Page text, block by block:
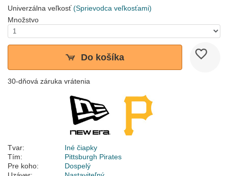
Univerzálna veľkosť(Sprievodca veľkosťami)
Množstvo
Do košíka
30-dňová záruka vrátenia
Tvar:
Iné čiapky
Tím:
Pittsburgh Pirates
Pre koho:
Dospelý